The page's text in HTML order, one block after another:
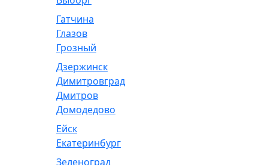
Гатчина
Глазов
Грозный
Дзержинск
Димитровград
Дмитров
Домодедово
Ейск
Екатеринбург
Зеленоград